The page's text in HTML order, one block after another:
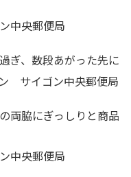
ぎ、数段あがった先に
両脇にぎっしりと商品